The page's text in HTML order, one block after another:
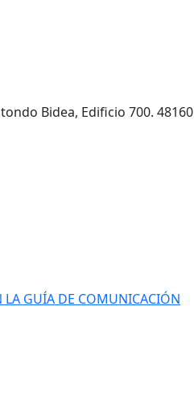
Bidea, Edificio 700. 48160
LA GUÍA DE COMUNICACIÓN